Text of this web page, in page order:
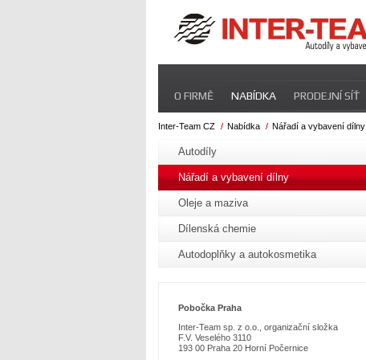
Přeskočit
navigaci
O FIRMĚ NABÍDKA PRODEJNÍ SÍŤ
Inter-Team CZ Nabídka Nářadí a vybavení dílny
navigaci
Autodíly
Nářadí a vybavení dílny
Oleje a maziva
Dílenská chemie
Autodoplňky a autokosmetika
Pobočka Praha
Inter-Team sp. z o.o., organizační složka
F.V. Veselého 3110
193 00 Praha 20 Horní Počernice